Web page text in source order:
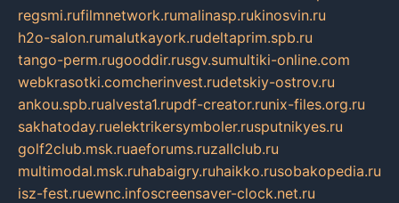
regsmi.rufilmnetwork.rumalinasp.rukinosvin.ru
h2o-salon.rumalutkayork.rudeltaprim.spb.ru
tango-perm.rugooddir.rusgv.sumultiki-online.com
webkrasotki.comcherinvest.rudetskiy-ostrov.ru
ankou.spb.rualvesta1.rupdf-creator.runix-files.org.ru
sakhatoday.ruelektrikersymboler.rusputnikyes.ru
golf2club.msk.ruaeforums.ruzallclub.ru
multimodal.msk.ruhabaigry.ruhaikko.rusobakopedia.ru
isz-fest.ruewnc.infoscreensaver-clock.net.ru